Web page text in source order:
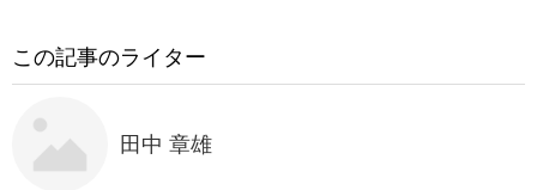
この記事のライター
田中 章雄